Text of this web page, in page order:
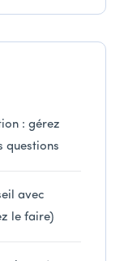
: gérez
questions
avec
le faire)